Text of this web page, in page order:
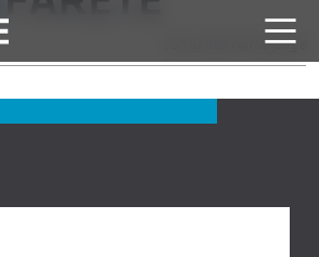
Torna alla home page